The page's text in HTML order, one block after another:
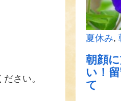
さい。